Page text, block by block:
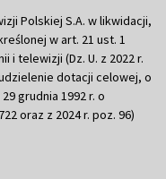
Polskiej S.A. w likwidacji,
w art. 21 ust. 1
i telewizji (Dz. U. z 2022 r.
dotacji celowej, o
grudnia 1992 r. o
oraz z 2024 r. poz. 96)